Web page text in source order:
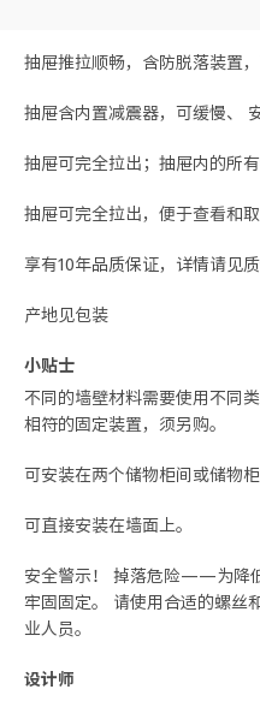
抽屉推拉顺畅，含防脱落装置，
抽屉含内置减震器，可缓慢、
抽屉可完全拉出；抽屉内的所有
抽屉可完全拉出，便于查看和取
享有10年品质保证，详情请见质
产地见包装
小贴士
不同的墙壁材料需要使用不同
相符的固定装置，须另购。
可安装在两个储物柜间或储物柜
可直接安装在墙面上。
安全警示！ 掉落危险——为降
牢固固定。 请使用合适的螺丝
业人员。
设计师